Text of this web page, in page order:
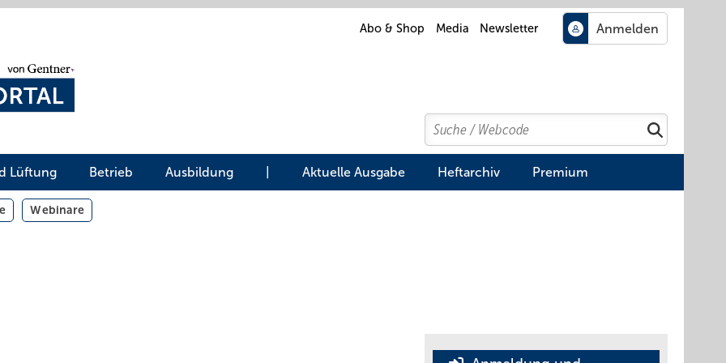
Abo & Shop Media Newsletter
Search
Suchen
Lüftung Betrieb Ausbildung Aktuelle Ausgabe Heftarchiv Premium
Webinare